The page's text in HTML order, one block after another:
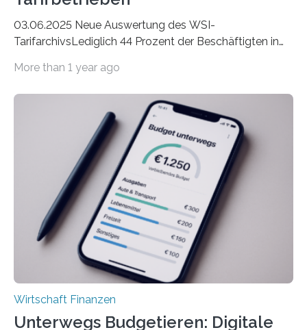
03.06.2025 Neue Auswertung des WSI-
TarifarchivsLediglich 44 Prozent der Beschäftigten in
tarifgebundenen Betrieben ist der Anteil mit 72 Prozent
Unterkünfte fast überall deutlich teurer geworden. Für
viele Beschäftigte ist deshalb das zumeist im Juni oder
Juli ausgezahlte Urlaubsgeld ein wichtiger Faktor, um
sich den wohlverdienten Jahresurlaub leisten zu
können. Allerdings erhält mit 44 Prozent noch nicht
einmal die Hälfte aller Beschäftigten in der
Privatwirtschaft Urlaubsgeld. Zu diesem…
More than 1 year ago
Wirtschaft Finanzen
Unterwegs Budgetieren: Digitale